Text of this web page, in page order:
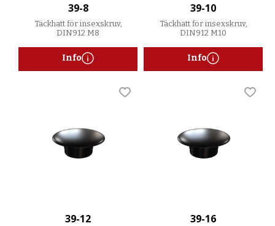
39-8
Täckhatt för insexskruv,
DIN912 M8
Info
39-10
Täckhatt för insexskruv,
DIN912 M10
Info
39-12
Lägg till i favoriter
39-16